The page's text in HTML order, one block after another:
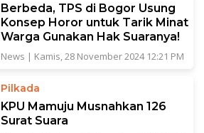
Berbeda, TPS di Bogor Usung
Konsep Horor untuk Tarik Minat
Warga Gunakan Hak Suaranya!
News | Kamis, 28 November 2024 12:21 PM
Pilkada
KPU Mamuju Musnahkan 126
Surat Suara